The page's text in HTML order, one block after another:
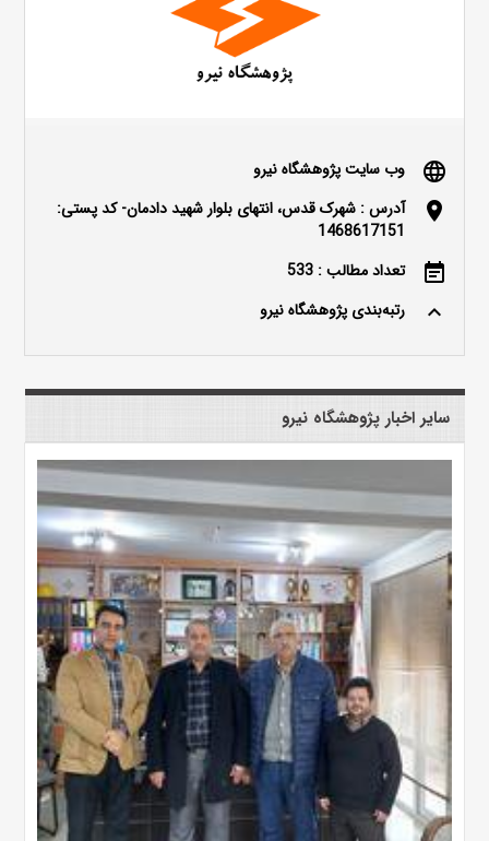
language وب سایت پژوهشگاه نیرو
location_on
آدرس : شهرک قدس، انتهای بلوار شهید دادمان- کد پستی:
1468617151
event_note تعداد مطالب : 533
keyboard_arrow_up رتبه‌بندی پژوهشگاه نیرو
سایر اخبار پژوهشگاه نیرو